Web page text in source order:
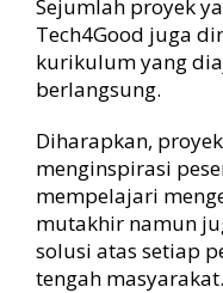
Sejumlah proyek
Tech4Good juga
kurikulum yang
berlangsung.
Diharapkan,
menginspirasi
mempelajari
mutakhir namun
solusi atas setiap
tengah masyarakat.